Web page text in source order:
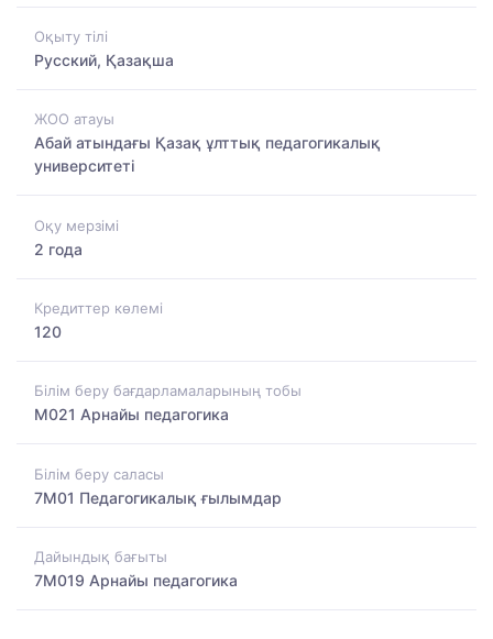
Оқыту тілі
Русский, Қазақша
ЖОО атауы
Абай атындағы Қазақ ұлттық педагогикалық
университеті
Оқу мерзімі
2 года
Кредиттер көлемі
120
Білім беру бағдарламаларының тобы
M021 Арнайы педагогика
Білім беру саласы
7M01 Педагогикалық ғылымдар
Дайындық бағыты
7M019 Арнайы педагогика